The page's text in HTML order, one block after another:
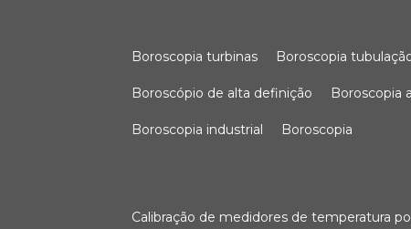
boroscopia turbinas boroscopia
boroscópio de alta definição boroscopia
boroscopia industrial boroscopia
calibração de medidores de temperatura